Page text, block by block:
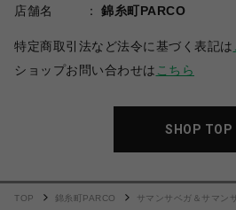
店舗名
錦糸町PARCO
特定商取引法など法令に基づく表記は
ショップお問い合わせは こちら
SHOP TOP
TOP 錦糸町PARCO サマンサベガ＆サマン